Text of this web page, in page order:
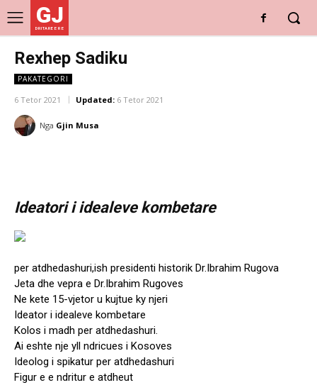
GJ
DRITARE E RE
Rexhep Sadiku
PAKATEGORI
6 Tetor 2021 Updated: 6 Tetor 2021
Nga Gjin Musa
Ideatori i idealeve kombetare
per atdhedashuri,ish presidenti historik Dr.Ibrahim Rugova
Jeta dhe vepra e Dr.Ibrahim Rugoves
Ne kete 15-vjetor u kujtue ky njeri
Ideator i idealeve kombetare
Kolos i madh per atdhedashuri.
Ai eshte nje yll ndricues i Kosoves
Ideolog i spikatur per atdhedashuri
Figur e e ndritur e atdheut